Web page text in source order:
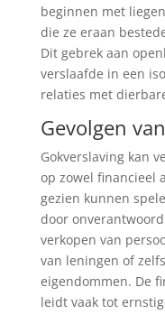
beginnen met
die ze eraan
Dit gebrek aan
verslaafde in een
relaties met
Gevolgen
Gokverslaving kan
op zowel financieel
gezien kunnen
door
verkopen van
van leningen of
eigendommen. De
leidt vaak tot